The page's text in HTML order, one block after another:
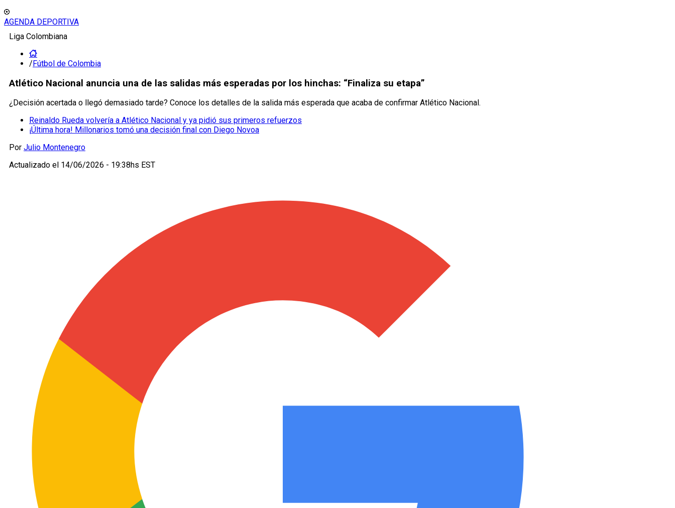
AGENDA DEPORTIVA
Liga Colombiana
/Fútbol de Colombia
Atlético Nacional anuncia una de las salidas más esperadas por los hinchas: “Finaliza su etapa”
¿Decisión acertada o llegó demasiado tarde? Conoce los detalles de la salida más esperada que acaba de confirmar Atlético Nacional.
Reinaldo Rueda volvería a Atlético Nacional y ya pidió sus primeros refuerzos
¡Última hora! Millonarios tomó una decisión final con Diego Novoa
Por Julio Montenegro
Actualizado el 14/06/2026 - 19:38hs EST